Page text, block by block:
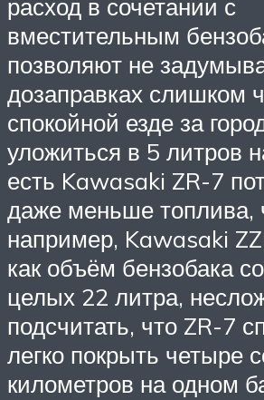
расход в сочетании с
вместительным
позволяют не
дозаправках слишком
спокойной езде за
уложиться в 5 литров
есть Kawasaki ZR-7
даже меньше топлива,
например, Kawasaki
как объём бензобака
целых 22 литра,
подсчитать, что ZR-7
легко покрыть четыре
километров на одном